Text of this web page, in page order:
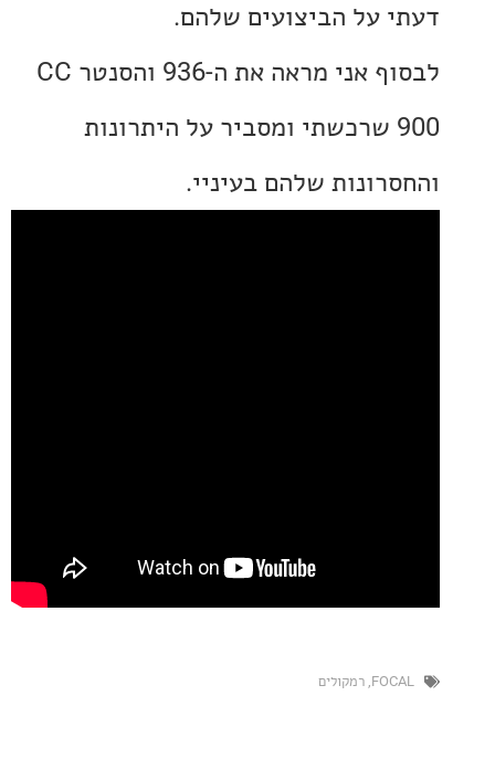
על הביצועים שלהם.
לבסוף אני מראה את ה-936 והסנטר CC
900 שרכשתי ומסביר על היתרונות
שלהם בעיניי.
רמקולים